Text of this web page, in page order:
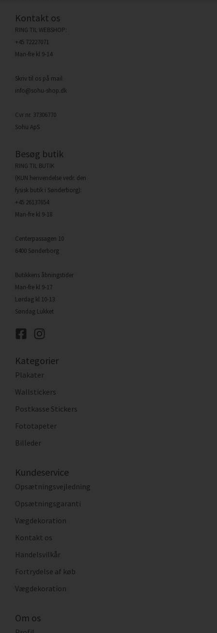
Kontakt os
RING TIL WEBSHOP:
+45 72227071
Man-fre kl 9-14
Skriv til os på mail
info@sohu-shop.dk
Cvr nr. 37306770
Sohu ApS
Besøg butik
RING TIL BUTIK
(KUN henvendelse vedr. den
fysisk butik i Sønderborg):
+45 26137654
Man-fre kl 9-18
Centerpassagen 10
6400 Sønderborg
Butikkens åbningstider
Man-fre kl 9-17
Lørdag kl 10-13
Søndag Lukket
Kategorier
Plakater
Wallstickers
Postkasse Stickers
Fototapeter
Billeder
Kundeservice
Opsætningsvejledning
Opsætningsgaranti
Vægdekoration
Kontakt os
Handelsvilkår
Fortrydelse af køb
Vægdekoration
Om os